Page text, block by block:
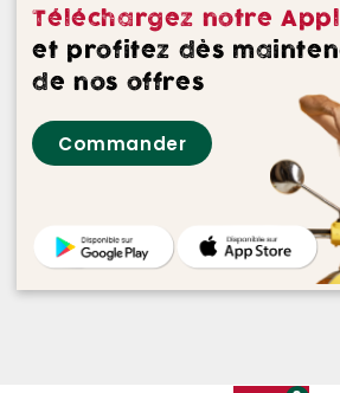
NOS VINS ROUGES
NOS VINS ROSES
NOS VINS BLANCS
Téléchargez notre
et profitez dès
de nos offres
Commander